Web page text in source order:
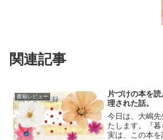
関連記事
書籍レビュー
片づけの本を
理された話。
今日は、大嶋
たします。『暮
実は、この本を